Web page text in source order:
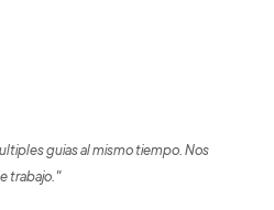
guias al mismo tiempo. Nos
trabajo."